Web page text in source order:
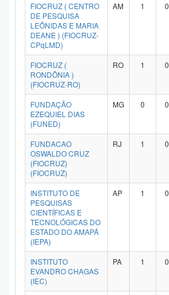
FIOCRUZ ( CENTRO
DE PESQUISA
LEÔNIDAS E MARIA
DEANE ) (FIOCRUZ-
CPqLMD)
AM 1 0
FIOCRUZ (
RONDÔNIA )
(FIOCRUZ-RO)
RO 1 0
FUNDAÇÃO
EZEQUIEL DIAS
(FUNED)
MG 0 0
FUNDACAO
OSWALDO CRUZ
(FIOCRUZ)
(FIOCRUZ)
RJ 1 0
INSTITUTO DE
PESQUISAS
CIENTÍFICAS E
TECNOLÓGICAS DO
ESTADO DO AMAPÁ
(IEPA)
AP 1 0
INSTITUTO
EVANDRO CHAGAS
(IEC)
PA 1 0